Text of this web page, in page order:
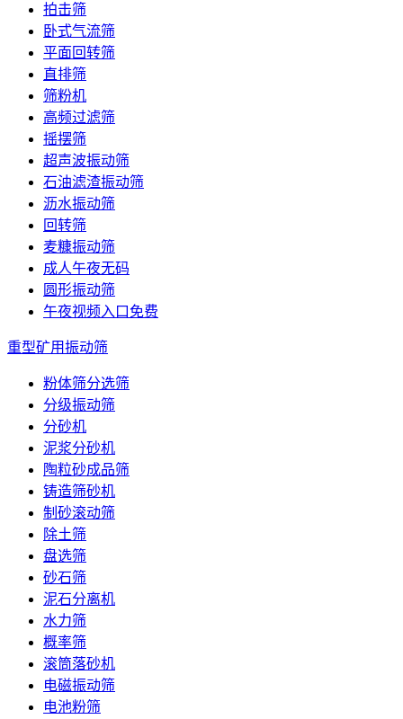
拍击筛
卧式气流筛
平面回转筛
直排筛
筛粉机
高频过滤筛
摇摆筛
超声波振动筛
石油滤渣振动筛
沥水振动筛
回转筛
麦糠振动筛
成人午夜无码
圆形振动筛
午夜视频入口免费
重型矿用振动筛
粉体筛分选筛
分级振动筛
分砂机
泥浆分砂机
陶粒砂成品筛
铸造筛砂机
制砂滚动筛
除土筛
盘选筛
砂石筛
泥石分离机
水力筛
概率筛
滚筒落砂机
电磁振动筛
电池粉筛